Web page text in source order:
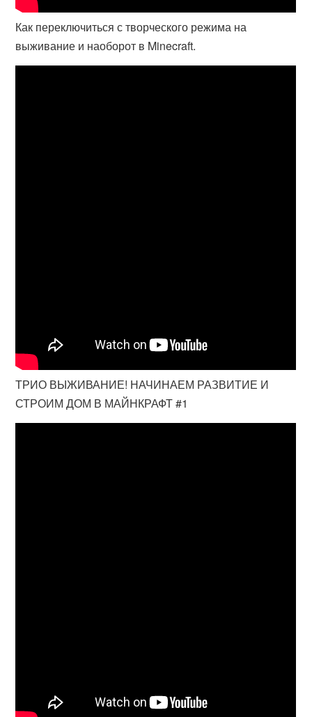
Как переключиться с творческого режима на
выживание и наоборот в Minecraft.
ТРИО ВЫЖИВАНИЕ! НАЧИНАЕМ РАЗВИТИЕ И
СТРОИМ ДОМ В МАЙНКРАФТ #1